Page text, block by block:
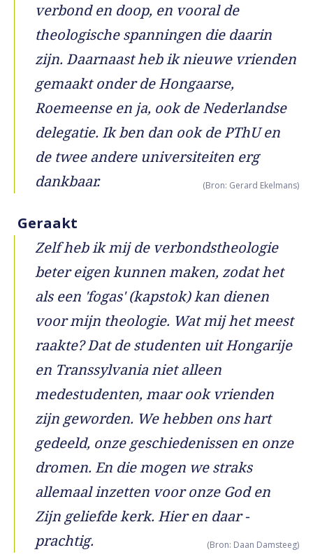
verbond en doop, en vooral de
theologische spanningen die daarin
zijn. Daarnaast heb ik nieuwe vrienden
gemaakt onder de Hongaarse,
Roemeense en ja, ook de Nederlandse
delegatie. Ik ben dan ook de PThU en
de twee andere universiteiten erg
dankbaar.
(Bron: Gerard Ekelmans)
Geraakt
Zelf heb ik mij de verbondstheologie
beter eigen kunnen maken, zodat het
als een 'fogas' (kapstok) kan dienen
voor mijn theologie. Wat mij het meest
raakte? Dat de studenten uit Hongarije
en Transsylvania niet alleen
medestudenten, maar ook vrienden
zijn geworden. We hebben ons hart
gedeeld, onze geschiedenissen en onze
dromen. En die mogen we straks
allemaal inzetten voor onze God en
Zijn geliefde kerk. Hier en daar -
prachtig.
(Bron: Daan Damsteeg)